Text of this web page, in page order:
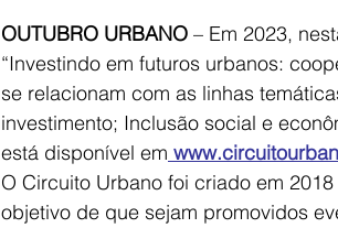
OUTUBRO URBANO – Em 2023,
“Investindo em futuros urbanos:
se relacionam com as linhas
investimento; Inclusão social e
está disponível em
O Circuito Urbano foi criado em
objetivo de que sejam promovidos